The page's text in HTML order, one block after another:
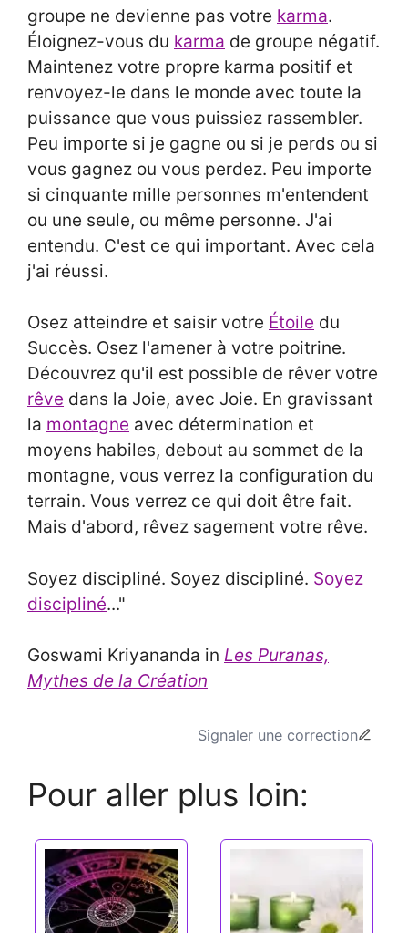
groupe ne devienne pas votre karma.
Éloignez-vous du karma de groupe négatif.
Maintenez votre propre karma positif et
renvoyez-le dans le monde avec toute la
puissance que vous puissiez rassembler.
Peu importe si je gagne ou si je perds ou si
vous gagnez ou vous perdez. Peu importe
si cinquante mille personnes m'entendent
ou une seule, ou même personne. J'ai
entendu. C'est ce qui important. Avec cela
j'ai réussi.
Osez atteindre et saisir votre Étoile du
Succès. Osez l'amener à votre poitrine.
Découvrez qu'il est possible de rêver votre
rêve dans la Joie, avec Joie. En gravissant
la montagne avec détermination et
moyens habiles, debout au sommet de la
montagne, vous verrez la configuration du
terrain. Vous verrez ce qui doit être fait.
Mais d'abord, rêvez sagement votre rêve.
Soyez discipliné. Soyez discipliné. Soyez
discipliné..."
Goswami Kriyananda in Les Puranas,
Mythes de la Création
Signaler une correction
Pour aller plus loin: